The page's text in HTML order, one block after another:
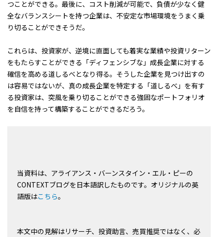
つことができる。最後に、コスト削減が可能で、負債が少なく健
全なバランスシートを持つ企業は、不安定な市場環境をうまく乗
り切ることができそうだ。
これらは、投資家が、逆境に直面しても着実な業績や投資リターン
をもたらすことができる「ディフェンシブな」成長企業に対する
確信を高める道しるべとなり得る。そうした企業を見つけ出すの
は容易ではないが、真の成長企業を特定する「道しるべ」を有す
る投資家は、突風を乗り切ることができる強固なポートフォリオ
を自信を持って構築することができるだろう。
当資料は、アライアンス・バーンスタイン・エル・ピーの
CONTEXTブログを日本語訳したものです。オリジナルの英
語版はこちら。
本文中の見解はリサーチ、投資助言、売買推奨ではなく、必